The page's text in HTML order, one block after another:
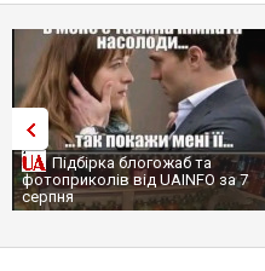
Експослу в США Стефанішиній
обрали запобіжний захід